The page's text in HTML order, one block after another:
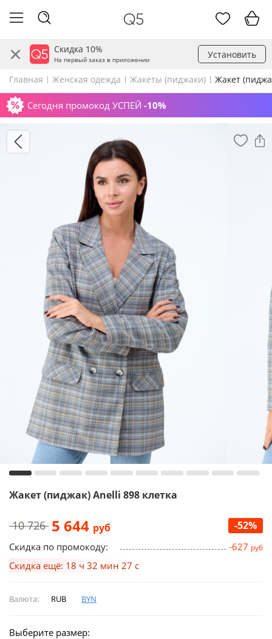
Скидка 10%
На первый заказ в приложении Установить
Главная Женская одежда Жакеты (пиджаки) Жакет
Сегодня промокод УСПЕЙ -10%
Жакет (пиджак) Anelli 898 клетка
10 726 5 644 руб -52%
Скидка по промокоду: -627 руб
Скидка ещё: 18 ч 32 мин 26 с
Валюта: RUB BYN
Выберите размер: